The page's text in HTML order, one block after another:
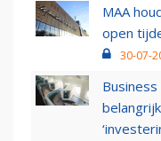
MAA
open
30-07-